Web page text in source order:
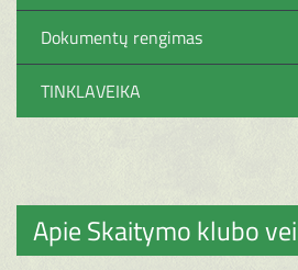
Dokumentų rengimas
TINKLAVEIKA
Apie Skaitymo klubo